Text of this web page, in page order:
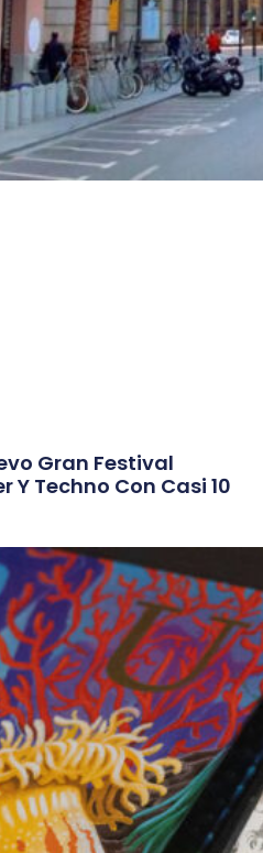
Gran Festival
Y Techno Con Casi 10